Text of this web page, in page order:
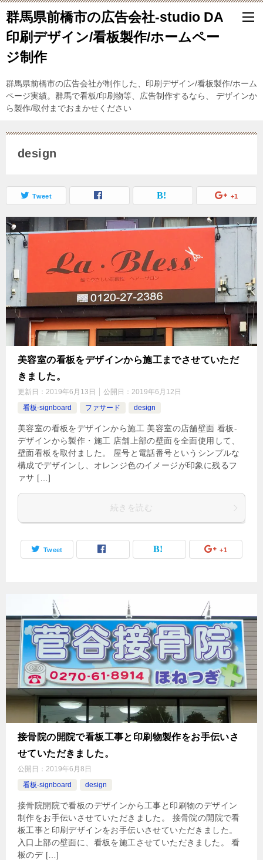
群馬県前橋市の広告会社-studio DA
印刷デザイン/看板製作/ホームペー
ジ制作
群馬県前橋市の広告会社が制作した、印刷デザイン/看板製作/ホーム
ページ実績。群馬で看板/印刷物等、広告制作するなら、 デザインか
ら製作/取付までおまかせください
design
Tweet +1
美容室の看板をデザインから施工までさせていただ
きました。
更新日： 2019年6月13日 公開日： 2019年6月12日
看板-signboard
ファサード design
美容室の看板をデザインから施工 美容室の店舗壁面 看板-
デザインから製作・施工 店舗上部の壁面を全面使用して、
壁面看板を取付ました。 屋号と電話番号というシンプルな
構成でデザインし、オレンジ色のイメージが印象に残るフ
ァサ […]
続きを読む
Tweet +1
接骨院の開院で看板工事と印刷物製作をお手伝いさ
せていただきました。
公開日： 2019年6月8日
看板-signboard
design
接骨院開院で看板のデザインから工事と印刷物のデザイン
制作をお手伝いさせていただきました。 接骨院の開院で看
板工事と印刷デザインをお手伝いさせていただきました。
入口上部の壁面に、看板を施工させていただきました。 看
板のデ […]